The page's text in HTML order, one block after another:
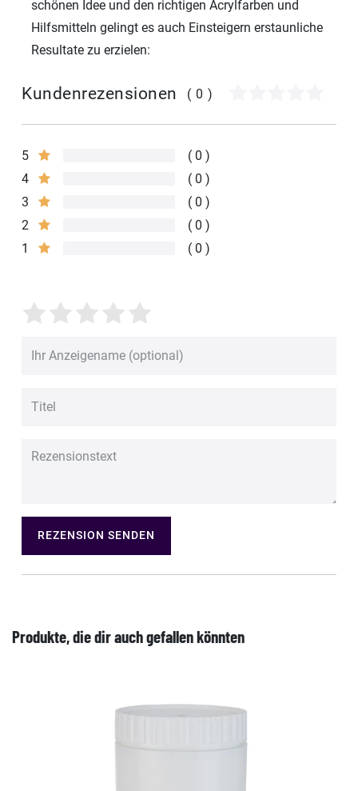
schönen Idee und den richtigen Acrylfarben und
Hilfsmitteln gelingt es auch Einsteigern erstaunliche
Resultate zu erzielen:
Kundenrezensionen (0)
5
0
4
0
3
0
2
0
1
0
REZENSION SENDEN
Produkte, die dir auch gefallen könnten